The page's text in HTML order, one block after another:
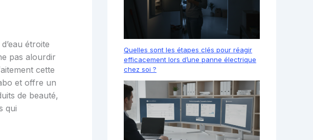
étroite
pas alourdir
cette
et offre un
de beauté,
qui
Quelles sont les étapes clés pour réagir
efficacement lors d’une panne électrique
chez soi ?